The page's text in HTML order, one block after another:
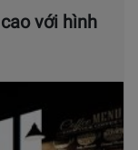
với hình